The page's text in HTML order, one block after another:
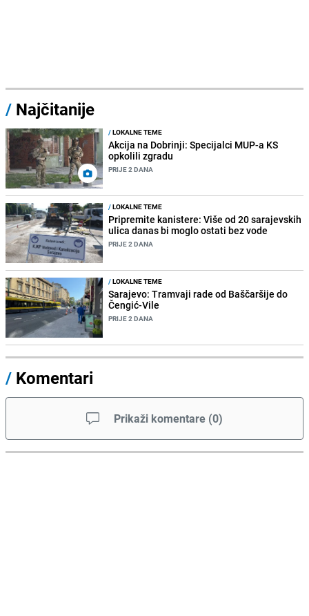
/ Najčitanije
/LOKALNE TEME
Akcija na Dobrinji: Specijalci MUP-a KS
opkolili zgradu
PRIJE 2 DANA
/LOKALNE TEME
Pripremite kanistere: Više od 20 sarajevskih
ulica danas bi moglo ostati bez vode
PRIJE 2 DANA
/LOKALNE TEME
Sarajevo: Tramvaji rade od Baščaršije do
Čengić-Vile
PRIJE 2 DANA
/ Komentari
Prikaži komentare (0)